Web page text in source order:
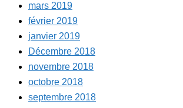
mars 2019
février 2019
janvier 2019
Décembre 2018
novembre 2018
octobre 2018
septembre 2018